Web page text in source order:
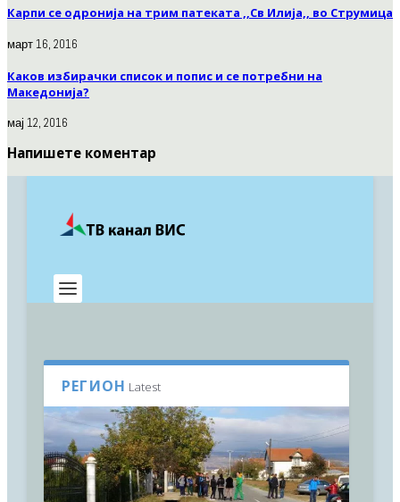
Карпи се одронија на трим патеката ,,Св Илија,, во Струмица
март 16, 2016
Каков избирачки список и попис и се потребни на
Македонија?
мај 12, 2016
Напишете коментар